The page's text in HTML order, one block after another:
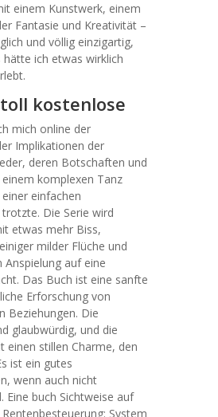
einem Kunstwerk, einem
Fantasie und Kreativität –
und völlig einzigartig,
hätte ich etwas wirklich
kostenlose
mich online der
Implikationen der
deren Botschaften und
komplexen Tanz
einfachen
Die Serie wird
etwas mehr Biss,
milder Flüche und
Anspielung auf eine
Das Buch ist eine sanfte
Erforschung von
Beziehungen. Die
glaubwürdig, und die
einen stillen Charme, den
ist ein gutes
wenn auch nicht
Eine buch Sichtweise auf
System